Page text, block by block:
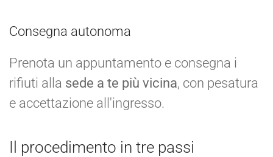
Consegna autonoma
Prenota un appuntamento e consegna i
rifiuti alla sede a te più vicina, con pesatura
e accettazione all'ingresso.
Il procedimento in tre passi